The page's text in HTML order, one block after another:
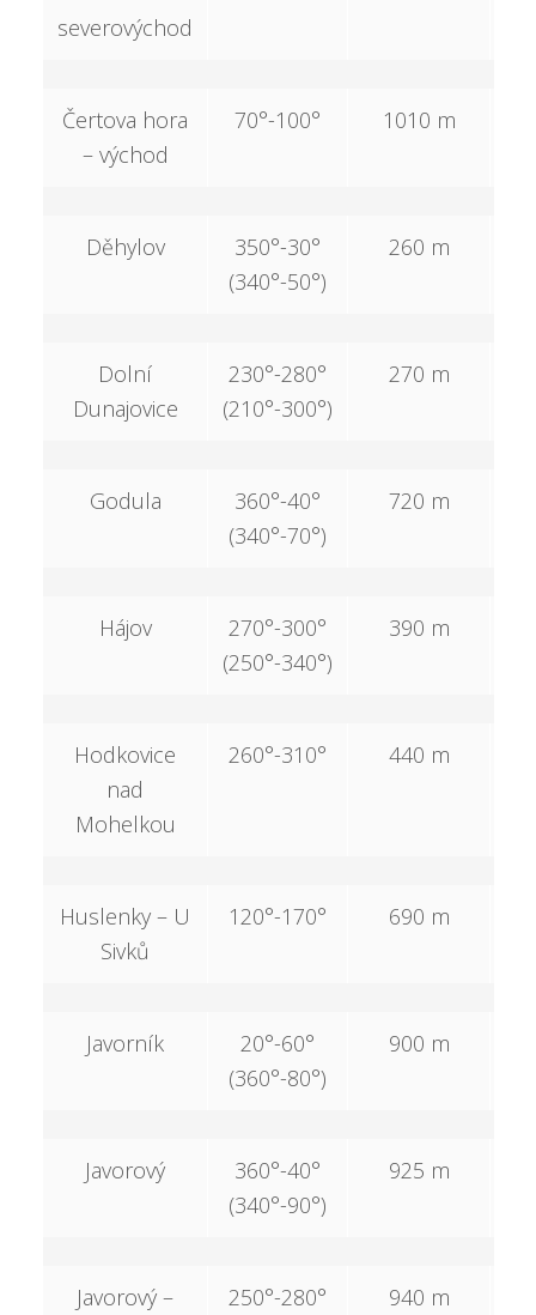
severovýchod
Čertova hora
– východ
70°-100° 1010 m
Děhylov
350°-30°
(340°-50°)
260 m
Dolní
Dunajovice
230°-280°
(210°-300°)
270 m
Godula
360°-40°
(340°-70°)
720 m
Hájov
270°-300°
(250°-340°)
390 m
Hodkovice
nad
Mohelkou
260°-310° 440 m
Huslenky – U
Sivků
120°-170° 690 m
Javorník
20°-60°
(360°-80°)
900 m
Javorový
360°-40°
(340°-90°)
925 m
Javorový –
250°-280° 940 m